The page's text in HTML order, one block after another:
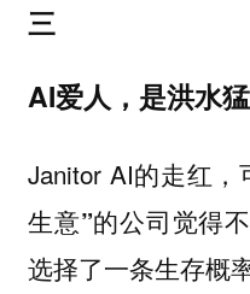
三
AI爱人，是洪水
Janitor AI的走红，
生意”的公司觉得
选择了一条生存概